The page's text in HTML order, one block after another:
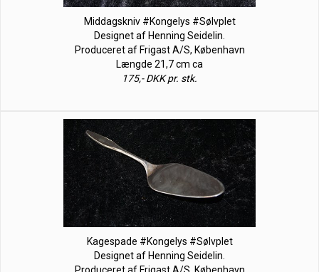
Middagskniv #Kongelys #Sølvplet
Designet af Henning Seidelin.
Produceret af Frigast A/S, København
Længde 21,7 cm ca
175,- DKK pr. stk.
Kagespade #Kongelys #Sølvplet
Designet af Henning Seidelin.